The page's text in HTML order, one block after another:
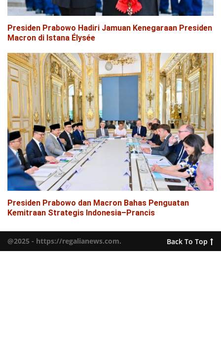
Presiden Prabowo Hadiri Jamuan Kenegaraan Presiden
Macron di Istana Élysée
Presiden Prabowo dan Macron Bahas Penguatan
Kemitraan Strategis Indonesia–Prancis
@2025 - https://regalianews.com. Back To Top